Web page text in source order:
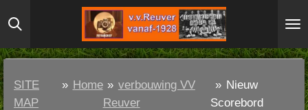
Ga
direct
naar
hoofdinhoud
SITE
MAP
» Home » verbouwing VV
Reuver
» Nieuw
Scorebord